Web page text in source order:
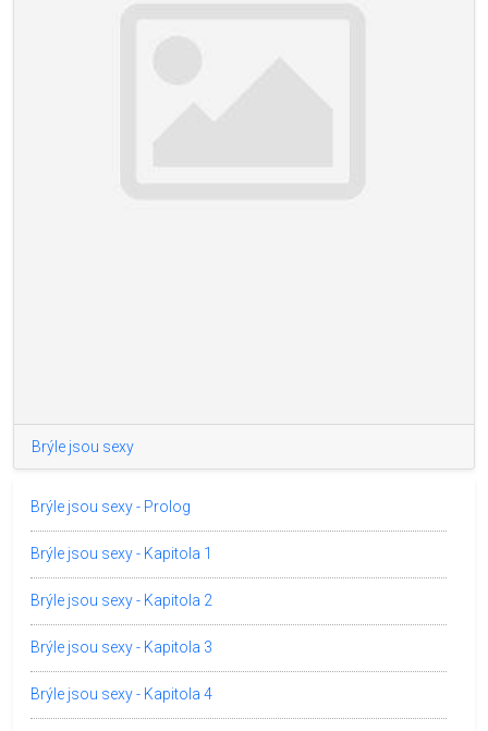
Brýle jsou sexy
Brýle jsou sexy - Prolog
Brýle jsou sexy - Kapitola 1
Brýle jsou sexy - Kapitola 2
Brýle jsou sexy - Kapitola 3
Brýle jsou sexy - Kapitola 4